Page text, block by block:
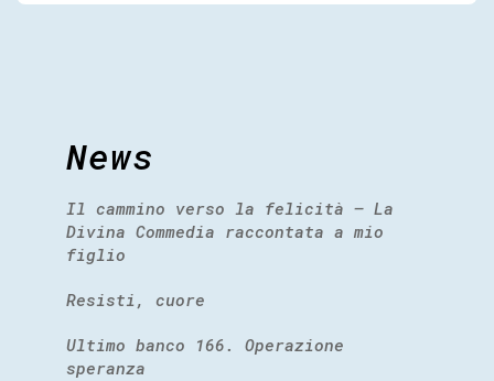
News
Il cammino verso la felicità – La
Divina Commedia raccontata a mio
figlio
Resisti, cuore
Ultimo banco 166. Operazione
speranza